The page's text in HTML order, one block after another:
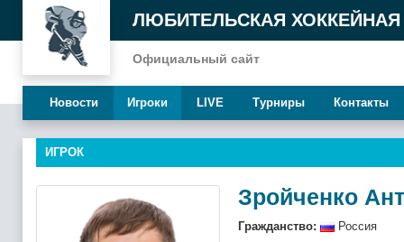
ЛЮБИТЕЛЬСКАЯ ХОККЕЙНАЯ
Официальный сайт
Новости Игроки LIVE Турниры Контакты
ИГРОК
Зройченко
Гражданство:
Россия